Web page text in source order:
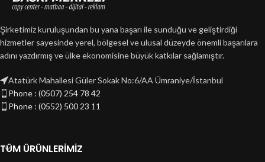
Şirketimiz kuruluşundan bu yana başarı ile sunduğu ve geliştirdiği
hizmetler sayesinde yerel, bölgesel ve ulusal düzeyde önemli başarılara
adını yazdırmış ve ülke ekonomisine büyük katkılar sağlamıştır.
Atatürk Mahallesi Güler Sokak No:6/AA Ümraniye/İstanbul
Phone : (0507) 254 78 42
Phone : (0552) 500 23 11
TÜM ÜRÜNLERIMIZ